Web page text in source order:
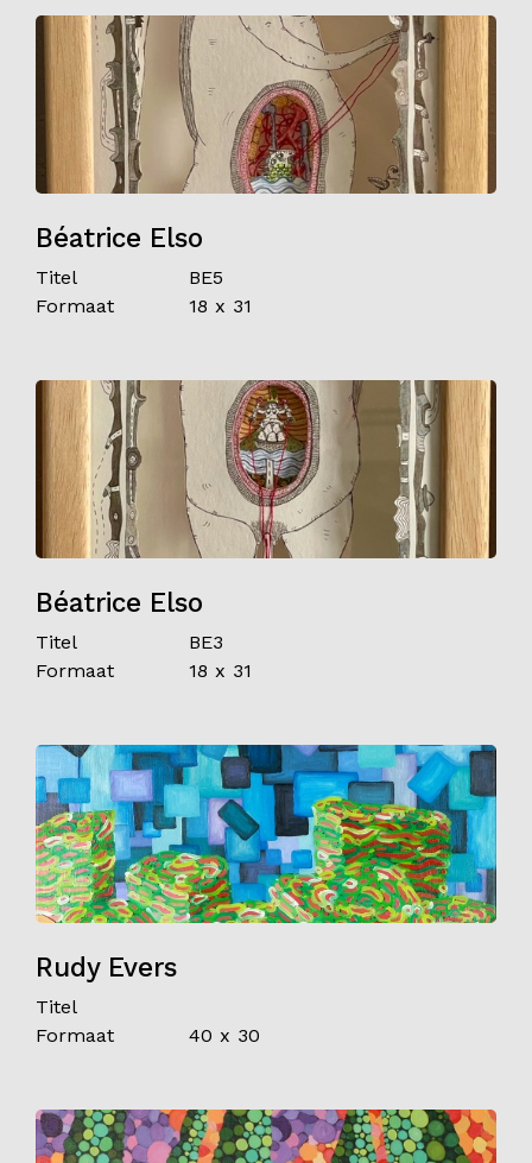
Béatrice Elso
Titel
BE5
Formaat
18 x 31
Béatrice Elso
Titel
BE3
Formaat
18 x 31
Rudy Evers
Titel
Formaat
40 x 30